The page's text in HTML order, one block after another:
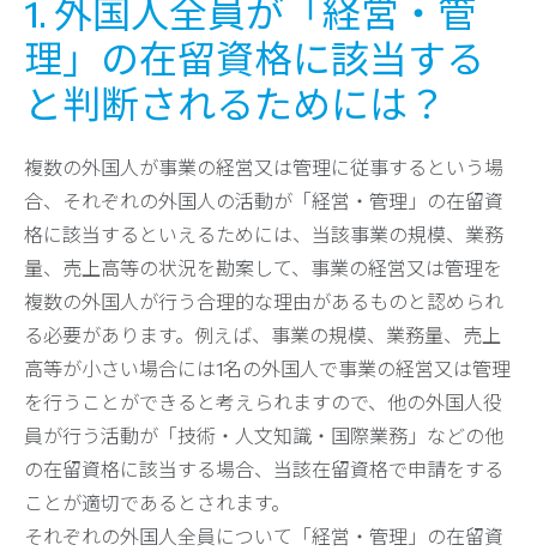
1. 外国人全員が「経営・管
理」の在留資格に該当する
と判断されるためには？
複数の外国人が事業の経営又は管理に従事するという場
合、それぞれの外国人の活動が「経営・管理」の在留資
格に該当するといえるためには、当該事業の規模、業務
量、売上高等の状況を勘案して、事業の経営又は管理を
複数の外国人が行う合理的な理由があるものと認められ
る必要があります。例えば、事業の規模、業務量、売上
高等が小さい場合には1名の外国人で事業の経営又は管理
を行うことができると考えられますので、他の外国人役
員が行う活動が「技術・人文知識・国際業務」などの他
の在留資格に該当する場合、当該在留資格で申請をする
ことが適切であるとされます。
それぞれの外国人全員について「経営・管理」の在留資